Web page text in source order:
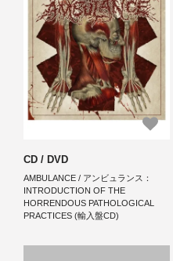
CD / DVD
AMBULANCE / アンビュランス：
INTRODUCTION OF THE
HORRENDOUS PATHOLOGICAL
PRACTICES (輸入盤CD)